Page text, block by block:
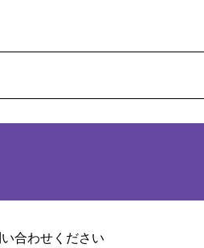
合わせください